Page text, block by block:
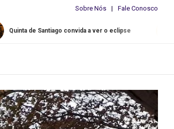
Sobre Nós Fale Conosco
convida a ver o eclipse Water Slide